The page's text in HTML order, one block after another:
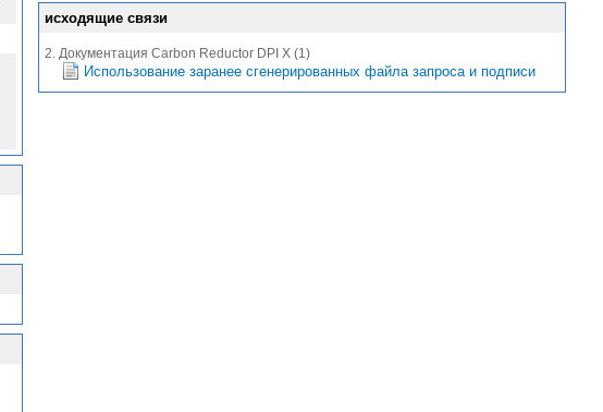
исходящие связи
2. Документация Carbon Reductor DPI X (1)
Использование заранее сгенерированных файла запроса и подписи